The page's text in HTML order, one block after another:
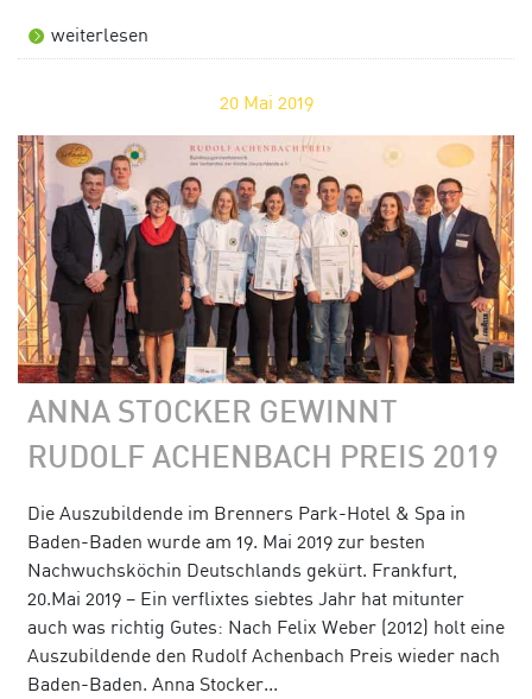
weiterlesen
20 Mai 2019
ANNA STOCKER GEWINNT
RUDOLF ACHENBACH PREIS 2019
Die Auszubildende im Brenners Park-Hotel & Spa in
Baden-Baden wurde am 19. Mai 2019 zur besten
Nachwuchsköchin Deutschlands gekürt. Frankfurt,
20.Mai 2019 – Ein verflixtes siebtes Jahr hat mitunter
auch was richtig Gutes: Nach Felix Weber (2012) holt eine
Auszubildende den Rudolf Achenbach Preis wieder nach
Baden-Baden. Anna Stocker...